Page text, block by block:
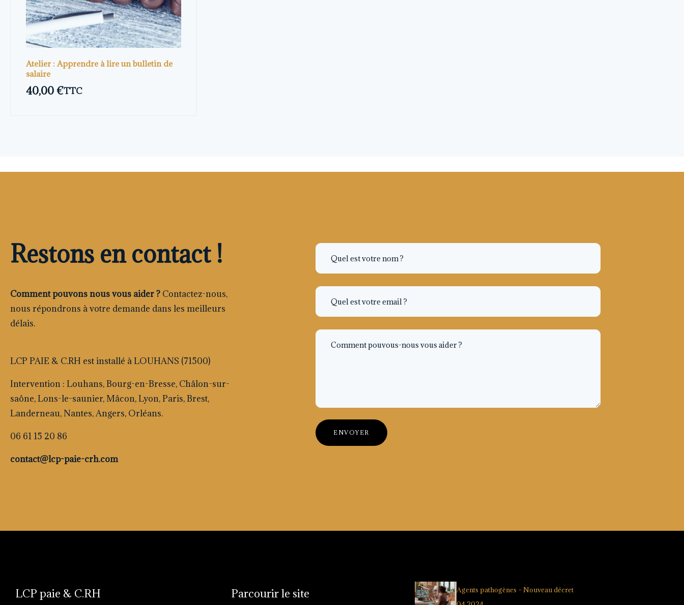
Atelier : Apprendre à lire un bulletin de
salaire
40,00€TTC
Restons en contact !
Comment pouvons nous vous aider ? Contactez-nous,
nous répondrons à votre demande dans les meilleurs
délais.
LCP PAIE & C.RH est installé à LOUHANS (71500)
Intervention : Louhans, Bourg-en-Bresse, Châlon-sur-
saône, Lons-le-saunier, Mâcon, Lyon, Paris, Brest,
Landerneau, Nantes, Angers, Orléans.
06 61 15 20 86
contact@lcp-paie-crh.com
LCP paie & C.RH Parcourir le site
Agents pathogènes – Nouveau décret